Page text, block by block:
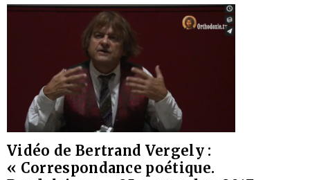
Vidéo de Bertrand Vergely :
« Correspondance poétique.